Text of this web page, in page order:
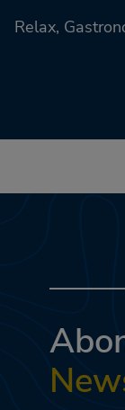
Relax,